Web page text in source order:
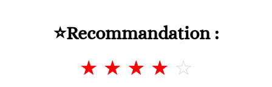
⭐Recommandation :
☆ ☆ ☆ ☆ ☆